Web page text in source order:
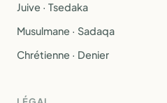
Juive · Tsedaka
Musulmane · Sadaqa
Chrétienne · Denier